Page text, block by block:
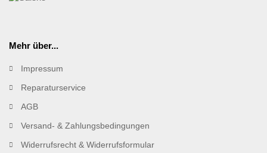
Mehr über...
Impressum
Reparaturservice
AGB
Versand- & Zahlungsbedingungen
Widerrufsrecht & Widerrufsformular